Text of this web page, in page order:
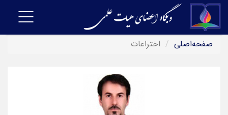
Toggle
صفحه‌اصلی
اختراعات